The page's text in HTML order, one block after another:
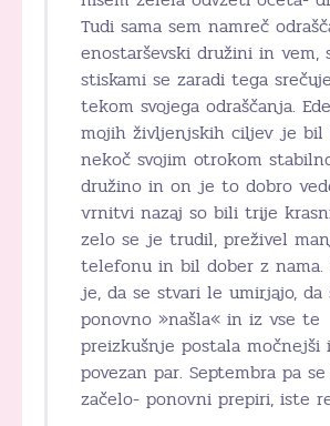
Tudi sama sem namreč
enostarševski družini in vem,
stiskami se zaradi tega
tekom svojega odraščanja.
mojih življenjskih ciljev je bil
nekoč svojim otrokom
družino in on je to dobro
vrnitvi nazaj so bili trije
zelo se je trudil, preživel
telefonu in bil dober z nama.
je, da se stvari le umirjajo, da
ponovno »našla« in iz vse te
preizkušnje postala močnejši
povezan par. Septembra pa
začelo- ponovni prepiri, iste